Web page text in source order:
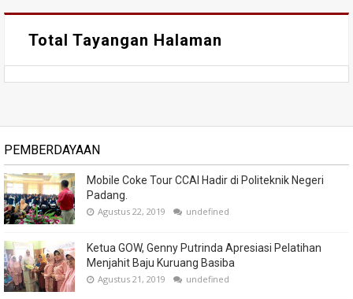
Total Tayangan Halaman
PEMBERDAYAAN
Mobile Coke Tour CCAI Hadir di Politeknik Negeri
Padang.
Agustus 22, 2019 undefined
Ketua GOW, Genny Putrinda Apresiasi Pelatihan
Menjahit Baju Kuruang Basiba
Agustus 21, 2019 undefined